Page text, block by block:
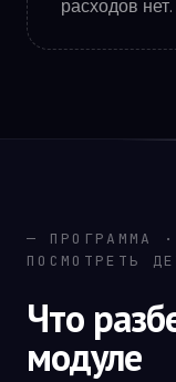
расходов нет.
— ПРОГРАММА
ПОСМОТРЕТЬ
Что
модуле